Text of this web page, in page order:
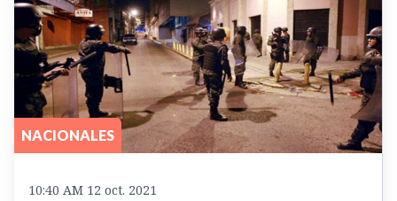
NACIONALES
10:40 AM 12 oct. 2021